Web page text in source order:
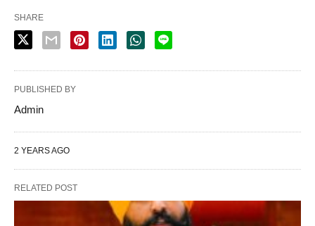
SHARE
PUBLISHED BY
Admin
2 YEARS AGO
RELATED POST